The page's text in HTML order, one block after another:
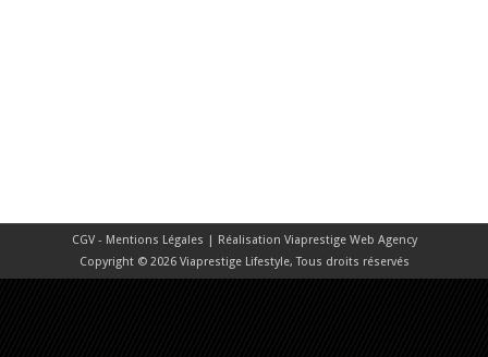
CGV - Mentions Légales | Réalisation Viaprestige Web Agency
Copyright © 2026 Viaprestige Lifestyle, Tous droits réservés